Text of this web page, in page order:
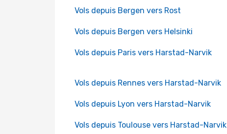
Vols depuis Bergen vers Rost
Vols depuis Bergen vers Helsinki
Vols depuis Paris vers Harstad-Narvik
Vols depuis Rennes vers Harstad-Narvik
Vols depuis Lyon vers Harstad-Narvik
Vols depuis Toulouse vers Harstad-Narvik